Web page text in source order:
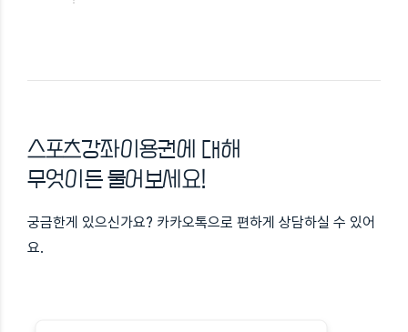
스포츠강좌이용권에 대해
무엇이든 물어보세요!
궁금한게 있으신가요? 카카오톡으로 편하게 상담하실 수 있어
요.